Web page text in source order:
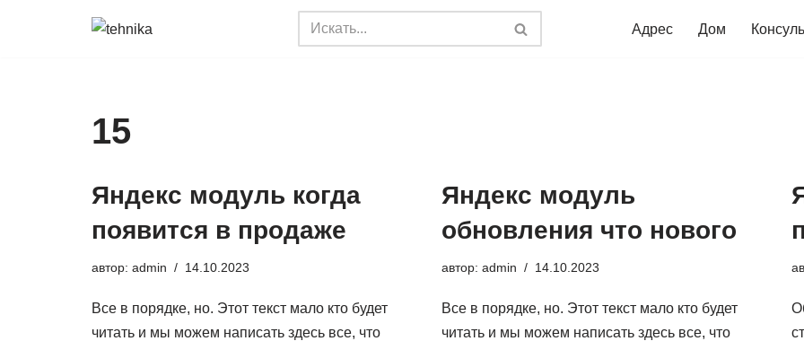
Адрес Дом
15
Яндекс модуль когда
появится в продаже
автор: admin 14.10.2023
Все в порядке, но. Этот текст мало кто будет
читать и мы можем написать здесь все, что
Яндекс модуль
обновления что нового
автор: admin 14.10.2023
Все в порядке, но. Этот текст мало кто будет
читать и мы можем написать здесь все, что